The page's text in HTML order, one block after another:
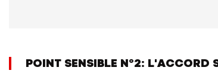
POINT SENSIBLE N°2: L'ACCORD